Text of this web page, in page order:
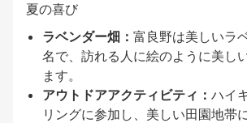
夏の喜び
ラベンダー畑： 富良野は美しいラ
名で、訪れる人に絵のように美し
ます。
アウトドアアクティビティ： ハイ
リングに参加し、美しい田園地帯